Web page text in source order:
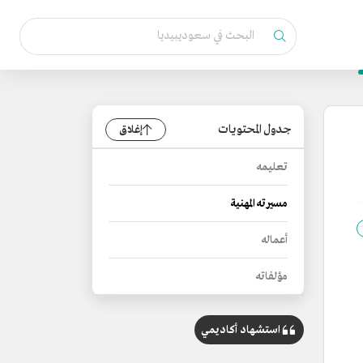
جدول المحتويات إغلاق
تعليمه
مسيرته المهنية
أعماله
مؤلفاته
استشهاد أكاديمي